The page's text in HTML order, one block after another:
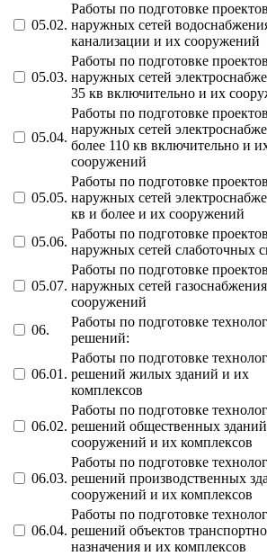
05.02.
Работы по подготовке проектов
наружных сетей
канализации и их сооружений
05.03.
Работы по подготовке проектов
наружных сетей
35 кв включительно и их
05.04.
Работы по подготовке проектов
наружных сетей
более 110 кв включительно и
сооружений
05.05.
Работы по подготовке проектов
наружных сетей
кв и более и их сооружений
05.06.
Работы по подготовке проектов
наружных сетей слаботочных
05.07.
Работы по подготовке проектов
наружных сетей
сооружений
06.
Работы по подготовке
решений:
06.01.
Работы по подготовке
решений жилых зданий и их
комплексов
06.02.
Работы по подготовке
решений общественных
сооружений и их комплексов
06.03.
Работы по подготовке
решений производственных
сооружений и их комплексов
06.04.
Работы по подготовке
решений объектов
назначения и их комплексов